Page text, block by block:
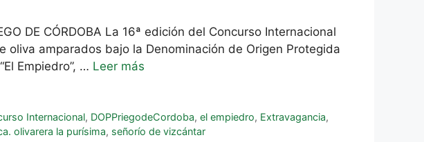
DE CÓRDOBA La 16ª edición del Concurso Internacional
oliva amparados bajo la Denominación de Origen Protegida
Empiedro”, … Leer más
Internacional, DOPPriegodeCordoba,el empiedro, Extravagancia,
olivarera la purísima, señorío de vizcántar